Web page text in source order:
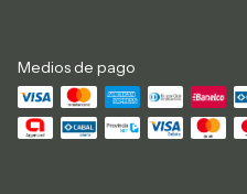
Medios de pago